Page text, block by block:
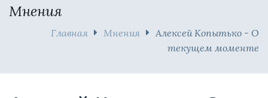
Мнения
Главная Мнения
Алексей Копытько - О
текущем моменте